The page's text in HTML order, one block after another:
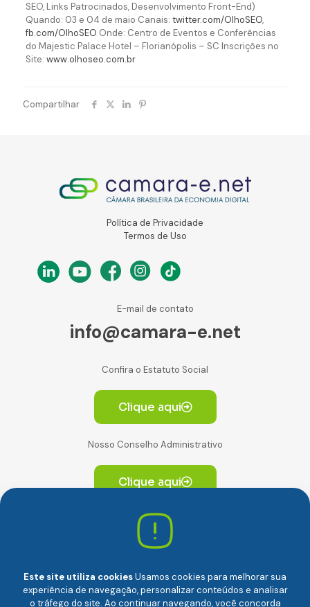
SEO, Links Patrocinados, Desenvolvimento Front-End)
Quando: 03 e 04 de maio Canais: twitter.com/OlhoSEO,
fb.com/OlhoSEO Onde: Centro de Eventos e Conferências
do Majestic Palace Hotel – Florianópolis – SC Inscrições no
Site: www.olhoseo.com.br
Compartilhar
Política de Privacidade
Termos de Uso
E-mail de contato
info@camara-e.net
Confira o Estatuto Social
Clique aqui
Nosso Conselho Administrativo
Clique aqui
Av. Paulista, 2064. Conjunto 14, (Edifício Paulista) -
CEP 01310-928 Consolação – São Paulo/SP
Este site utiliza cookiesUsamos cookies para melhorar sua
experiência de navegação, personalizar conteúdos e analisar
o tráfego do site. Ao continuar navegando, você concorda